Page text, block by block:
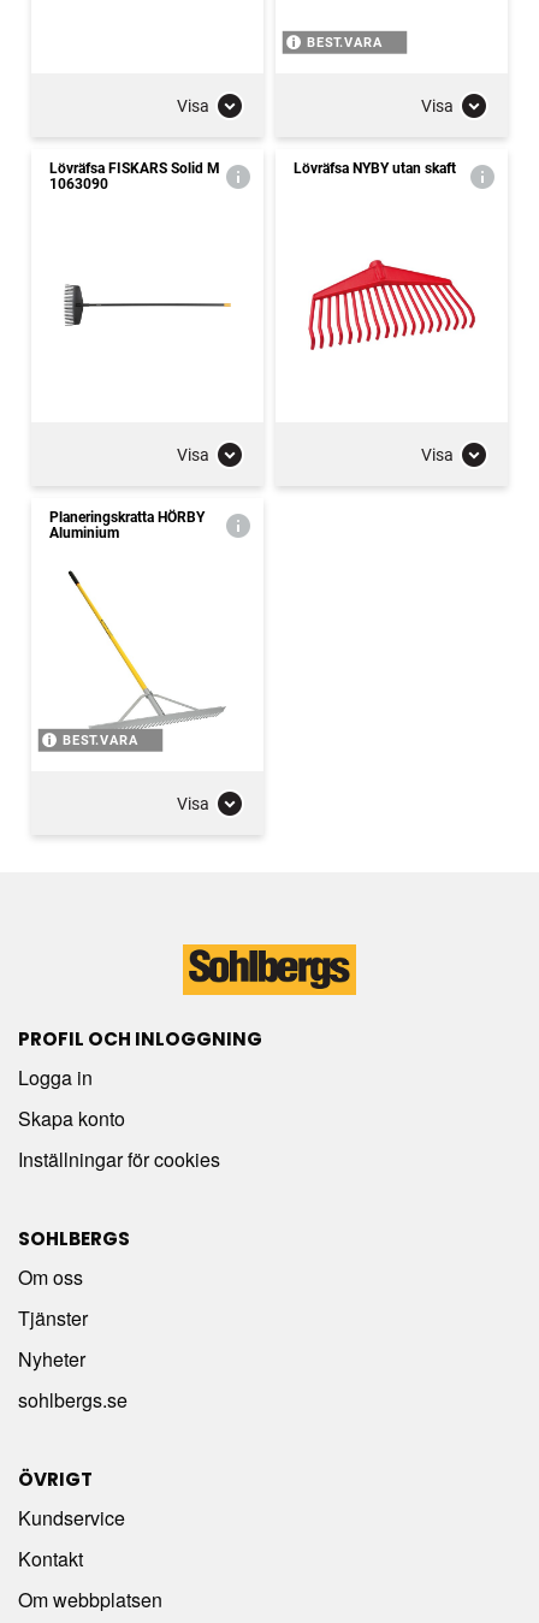
Visa
BEST.VARA
Visa
Lövräfsa FISKARS Solid M
1063090
Visa
Lövräfsa NYBY utan skaft
Visa
Planeringskratta HÖRBY
Aluminium
BEST.VARA
Visa
PROFIL OCH INLOGGNING
Logga in
Skapa konto
Inställningar för cookies
SOHLBERGS
Om oss
Tjänster
Nyheter
sohlbergs.se
ÖVRIGT
Kundservice
Kontakt
Om webbplatsen